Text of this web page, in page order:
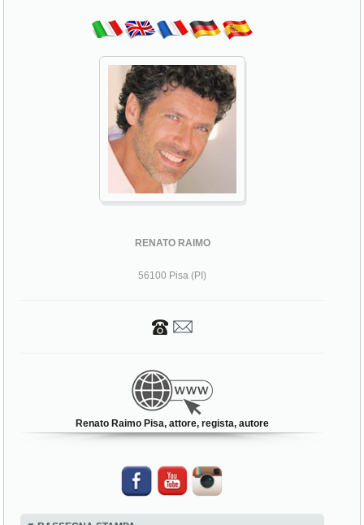
RENATO RAIMO
56100 Pisa (PI)
Renato Raimo Pisa, attore, regista, autore